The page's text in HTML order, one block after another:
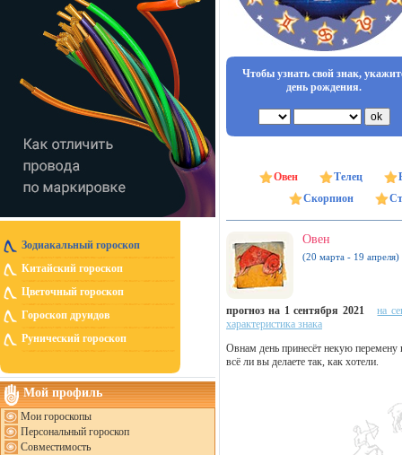
Зодиакальный гороскоп
Китайский гороскоп
Цветочный гороскоп
Гороскоп друидов
Рунический гороскоп
Мой профиль
Мои гороскопы
Персональный гороскоп
Совместимость
Чтобы узнать свой знак,
день рождения.
Овен Телец
Скорпион
Овен
(20 марта - 19 апреля)
прогноз на 1 сентября 2021
на
характеристика знака
Овнам день принесёт некую перемену
всё ли вы делаете так, как хотели.